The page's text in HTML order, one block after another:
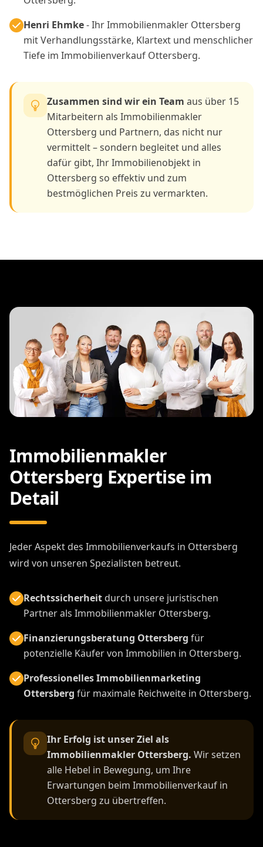
Henri Ehmke- Ihr Immobilienmakler Ottersberg
mit Verhandlungsstärke, Klartext und menschlicher
Tiefe im Immobilienverkauf Ottersberg.
Zusammen sind wir ein Team aus über 15
Mitarbeitern als Immobilienmakler
Ottersberg und Partnern, das nicht nur
vermittelt – sondern begleitet und alles
dafür gibt, Ihr Immobilienobjekt in
Ottersberg so effektiv und zum
bestmöglichen Preis zu vermarkten.
Immobilienmakler
Ottersberg Expertise im
Detail
Jeder Aspekt des Immobilienverkaufs in Ottersberg
wird von unseren Spezialisten betreut.
Rechtssicherheitdurch unsere juristischen
Partner als Immobilienmakler Ottersberg.
Finanzierungsberatung Ottersberg für
potenzielle Käufer von Immobilien in Ottersberg.
Professionelles Immobilienmarketing
Ottersberg für maximale Reichweite in Ottersberg.
Ihr Erfolg ist unser Ziel als
Immobilienmakler Ottersberg. Wir setzen
alle Hebel in Bewegung, um Ihre
Erwartungen beim Immobilienverkauf in
Ottersberg zu übertreffen.